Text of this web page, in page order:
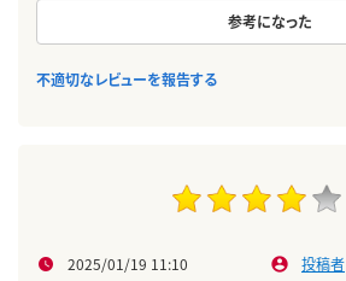
参考になった
不適切なレビューを報告する
2025/01/19 11:10 投稿者